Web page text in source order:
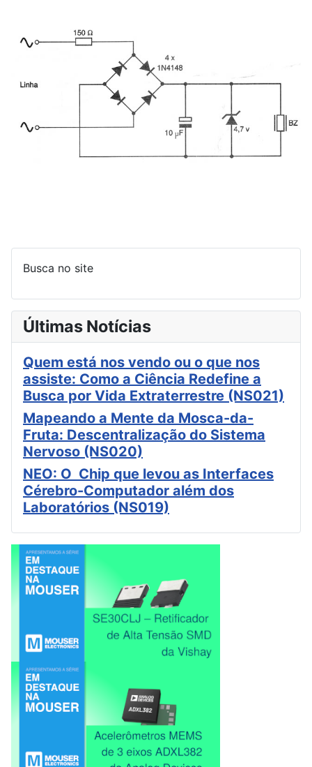
Busca no site
Últimas Notícias
Quem está nos vendo ou o que nos
assiste: Como a Ciência Redefine a
Busca por Vida Extraterrestre (NS021)
Mapeando a Mente da Mosca-da-
Fruta: Descentralização do Sistema
Nervoso (NS020)
NEO: O Chip que levou as Interfaces
Cérebro-Computador além dos
Laboratórios (NS019)